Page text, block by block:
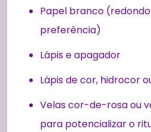
Papel branco
preferência)
Lápis e apagador
Lápis de cor, hidrocor
Velas cor-de-rosa ou
para potencializar o